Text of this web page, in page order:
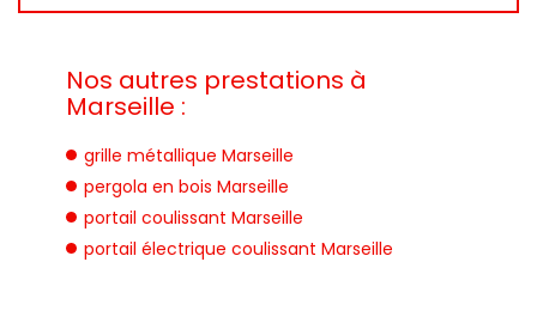
Nos autres prestations à
Marseille :
grille métallique Marseille
pergola en bois Marseille
portail coulissant Marseille
portail électrique coulissant Marseille